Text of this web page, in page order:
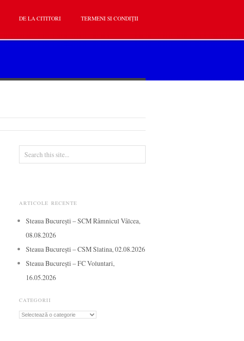
DE LA CITITORI TERMENI SI CONDIȚII
ARTICOLE RECENTE
Steaua București – SCM Râmnicul Vâlcea,
08.08.2026
Steaua București – CSM Slatina, 02.08.2026
Steaua București – FC Voluntari,
16.05.2026
CATEGORII
Categorii